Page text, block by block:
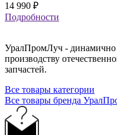
14 990 ₽
Подробности
УралПромЛуч - динамично
производству
запчастей.
Все товары категории
Все товары бренда